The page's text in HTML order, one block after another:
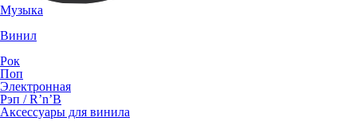
Музыка
Винил
Рок
Поп
Электронная
Рэп / R’n’B
Аксессуары для винила